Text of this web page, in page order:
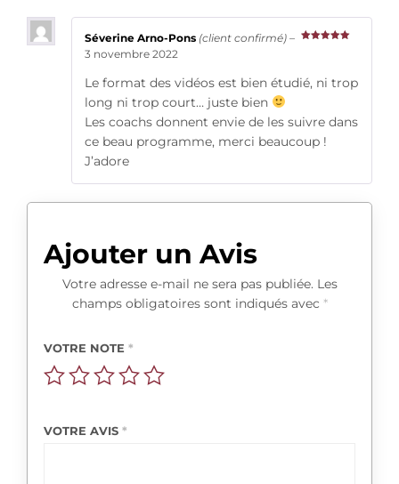
Séverine Arno-Pons (client confirmé) –
3 novembre 2022
Le format des vidéos est bien étudié, ni trop
long ni trop court… juste bien
Les coachs donnent envie de les suivre dans
ce beau programme, merci beaucoup !
J’adore
Ajouter un Avis
Votre adresse e-mail ne sera pas publiée. Les
champs obligatoires sont indiqués avec *
VOTRE NOTE *
VOTRE AVIS *